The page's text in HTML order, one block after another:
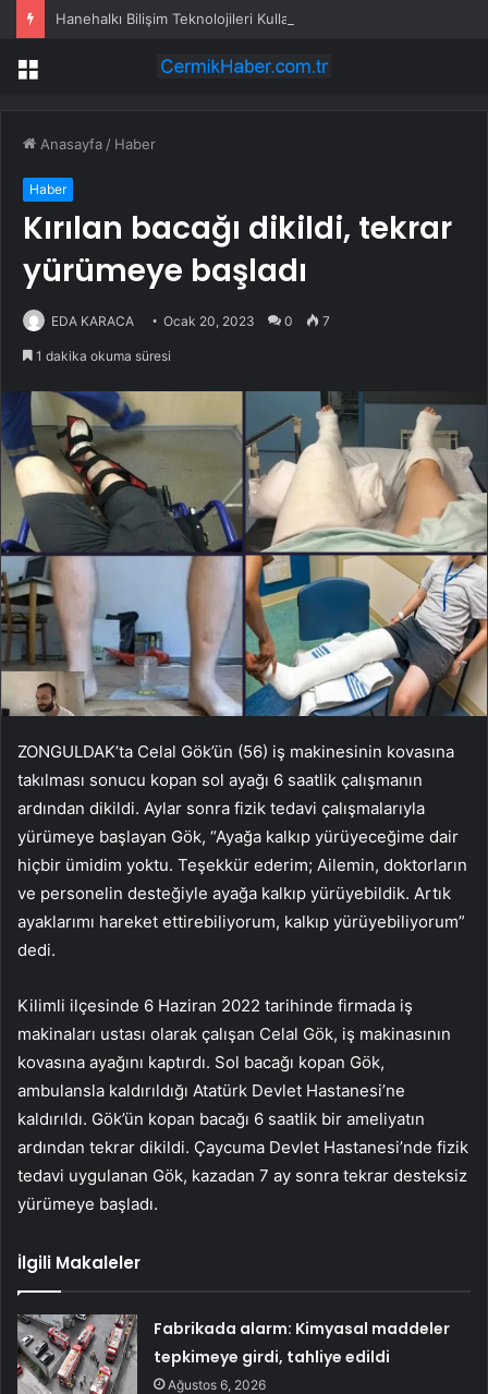
Hanehalkı Bilişim Teknolojileri Kullanım Araştırması, 2026
Menü
Anasayfa / Haber
Haber
Kırılan bacağı dikildi, tekrar
yürümeye başladı
EDA KARACA Ocak 20, 2023 0 7
1 dakika okuma süresi
ZONGULDAK’ta Celal Gök’ün (56) iş makinesinin kovasına
takılması sonucu kopan sol ayağı 6 saatlik çalışmanın
ardından dikildi. Aylar sonra fizik tedavi çalışmalarıyla
yürümeye başlayan Gök, “Ayağa kalkıp yürüyeceğime dair
hiçbir ümidim yoktu. Teşekkür ederim; Ailemin, doktorların
ve personelin desteğiyle ayağa kalkıp yürüyebildik. Artık
ayaklarımı hareket ettirebiliyorum, kalkıp yürüyebiliyorum”
dedi.
Kilimli ilçesinde 6 Haziran 2022 tarihinde firmada iş
makinaları ustası olarak çalışan Celal Gök, iş makinasının
kovasına ayağını kaptırdı. Sol bacağı kopan Gök,
ambulansla kaldırıldığı Atatürk Devlet Hastanesi’ne
kaldırıldı. Gök’ün kopan bacağı 6 saatlik bir ameliyatın
ardından tekrar dikildi. Çaycuma Devlet Hastanesi’nde fizik
tedavi uygulanan Gök, kazadan 7 ay sonra tekrar desteksiz
yürümeye başladı.
İlgili Makaleler
Fabrikada alarm: Kimyasal maddeler
tepkimeye girdi, tahliye edildi
Ağustos 6, 2026